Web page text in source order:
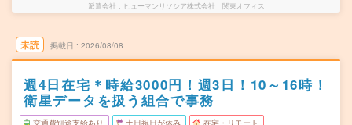
派遣会社 ヒューマンリソシア株式会社 関東オフィス
未読 掲載日 2026/08/08
週4日在宅＊時給3000円！週3日！10～16時！
衛星データを扱う組合で事務
交通費別途支給あり 土日祝日が休み 在宅・リモート